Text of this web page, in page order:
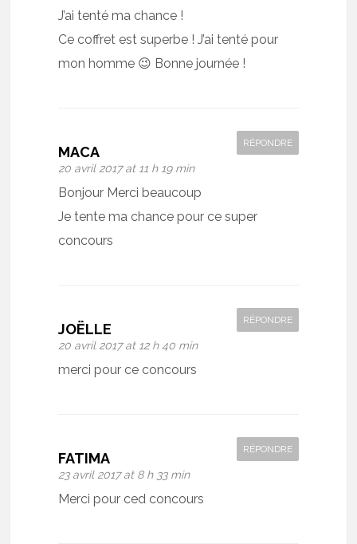
J’ai tenté ma chance !
Ce coffret est superbe ! J’ai tenté pour
mon homme 😉 Bonne journée !
MACA
20 avril 2017 at 11 h 19 min
RÉPONDRE
Bonjour Merci beaucoup
Je tente ma chance pour ce super
concours
JOËLLE
20 avril 2017 at 12 h 40 min
RÉPONDRE
merci pour ce concours
FATIMA
23 avril 2017 at 8 h 33 min
RÉPONDRE
Merci pour ced concours